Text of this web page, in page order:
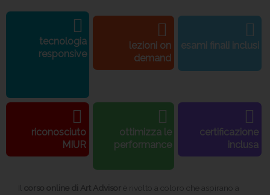
tecnologia
responsive
lezioni on
demand
esami finali inclusi
riconosciuto
MIUR
ottimizza le
performance
certificazione
inclusa
Il corso online di Art Advisor è rivolto a coloro che aspirano a